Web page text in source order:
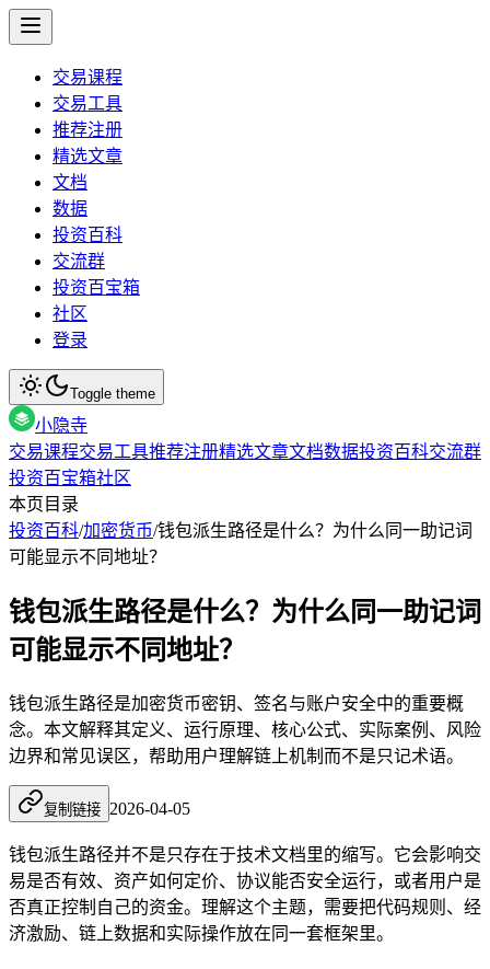
交易课程
交易工具
推荐注册
精选文章
文档
数据
投资百科
交流群
投资百宝箱
社区
登录
Toggle theme
小隐寺
交易课程交易工具推荐注册精选文章文档数据投资百科交流群
投资百宝箱社区
本页目录
投资百科/加密货币/钱包派生路径是什么？为什么同一助记词
可能显示不同地址？
钱包派生路径是什么？为什么同一助记词
可能显示不同地址？
钱包派生路径是加密货币密钥、签名与账户安全中的重要概
念。本文解释其定义、运行原理、核心公式、实际案例、风险
边界和常见误区，帮助用户理解链上机制而不是只记术语。
复制链接 2026-04-05
钱包派生路径并不是只存在于技术文档里的缩写。它会影响交
易是否有效、资产如何定价、协议能否安全运行，或者用户是
否真正控制自己的资金。理解这个主题，需要把代码规则、经
济激励、链上数据和实际操作放在同一套框架里。